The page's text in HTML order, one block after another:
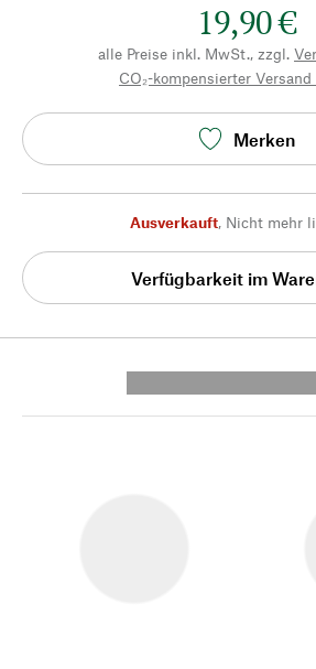
19,90 €
alle Preise inkl. MwSt., zzgl.
CO₂-kompensierter Versand
Merken
Ausverkauft, Nicht mehr
Verfügbarkeit im